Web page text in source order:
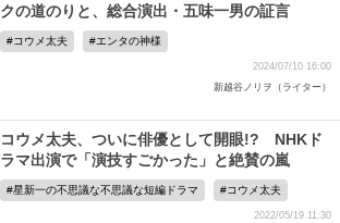
クの道のりと、総合演出・五味一男の証言
コウメ太夫 エンタの神様
2024/07/10 16:00
新越谷ノリヲ（ライター）
コウメ太夫、ついに俳優として開眼!? NHKド
ラマ出演で「演技すごかった」と絶賛の嵐
星新一の不思議な不思議な短編ドラマ コウメ太夫
2022/05/19 11:30